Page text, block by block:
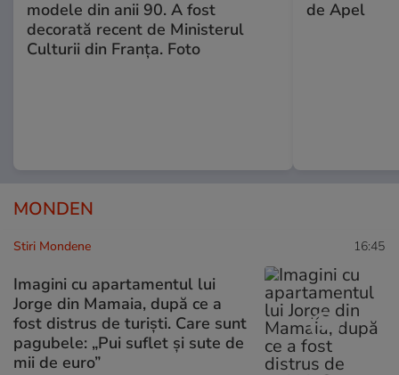
modele din anii 90. A fost
decorată recent de Ministerul
Culturii din Franța. Foto
de Apel
MONDEN
Stiri Mondene 16:45
Imagini cu apartamentul lui
Jorge din Mamaia, după ce a
fost distrus de turiști. Care sunt
pagubele: „Pui suflet și sute de
mii de euro”